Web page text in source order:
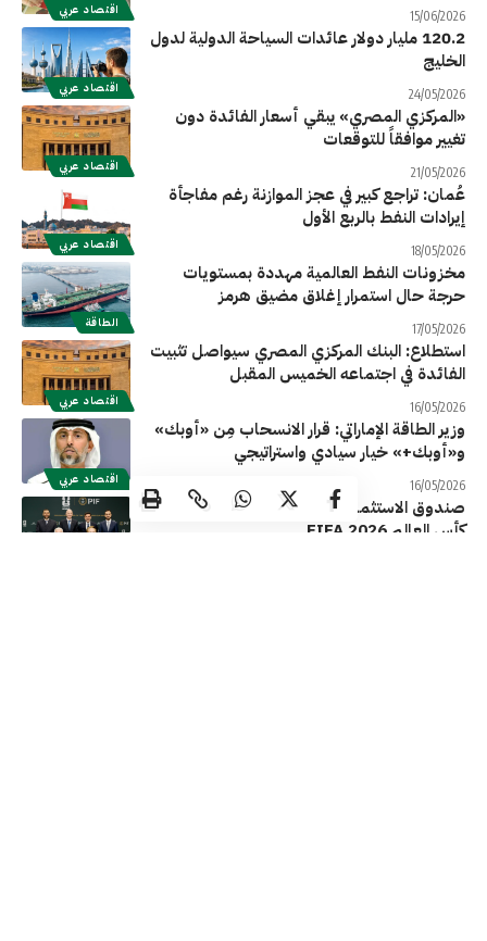
اقتصاد عربي 15/06/2026
اقتصاد عربي
120.2 مليار دولار عائدات السياحة الدولية لدول
الخليج
24/05/2026
اقتصاد عربي
«المركزي المصري» يبقي أسعار الفائدة دون
تغيير موافقاً للتوقعات
21/05/2026
اقتصاد عربي
عُمان: تراجع كبير في عجز الموازنة رغم مفاجأة
إيرادات النفط بالربع الأول
18/05/2026
الطاقة
مخزونات النفط العالمية مهددة بمستويات
حرجة حال استمرار إغلاق مضيق هرمز
17/05/2026
اقتصاد عربي
استطلاع: البنك المركزي المصري سيواصل تثبيت
الفائدة في اجتماعه الخميس المقبل
16/05/2026
اقتصاد عربي
وزير الطاقة الإماراتي: قرار الانسحاب مِن «أوبك»
و«أوبك+» ​خيار ‌سيادي واستراتيجي
16/05/2026
صندوق الاستثمارات العامة داعم رسمي لبطولة
كأس العالم FIFA 2026